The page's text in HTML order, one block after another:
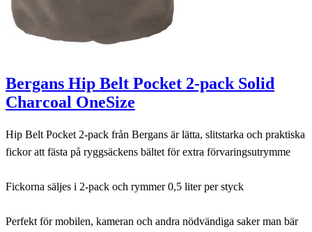
Bergans Hip Belt Pocket 2-pack Solid
Charcoal OneSize
Hip Belt Pocket 2-pack från Bergans är lätta, slitstarka och praktiska
fickor att fästa på ryggsäckens bältet för extra förvaringsutrymme
Fickorna säljes i 2-pack och rymmer 0,5 liter per styck
Perfekt för mobilen, kameran och andra nödvändiga saker man bär